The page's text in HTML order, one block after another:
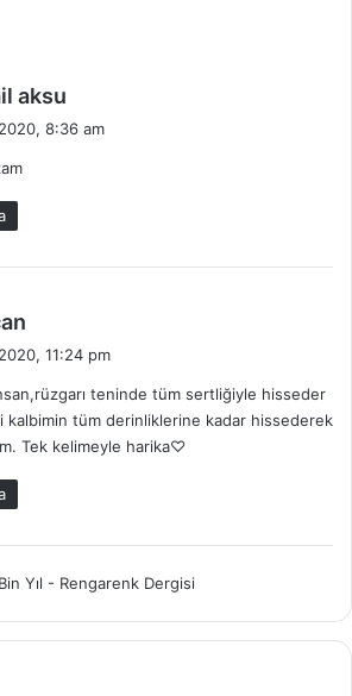
aksu
8:36 am
i
k
i
11:24 pm
teninde tüm sertliğiyle hisseder
kalbimin tüm derinliklerine kadar hissederek
Tek kelimeyle harika♡
Yıl - Rengarenk Dergisi